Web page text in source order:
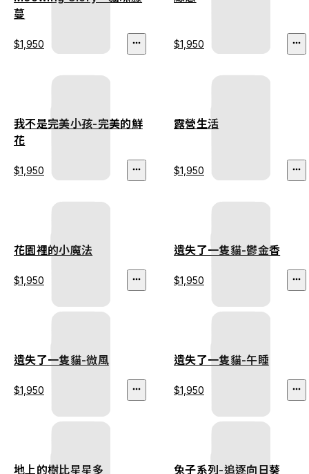
蔓
$1,950 $1,950
我不是完美小孩-完美的鮮
花
$1,950
露營生活
$1,950
花園裡的小魔法
$1,950
遺失了一隻貓-鬱金香
$1,950
遺失了一隻貓-微風
$1,950
遺失了一隻貓-午睡
$1,950
地上的樹比星星多 兔子系列-追逐向日葵